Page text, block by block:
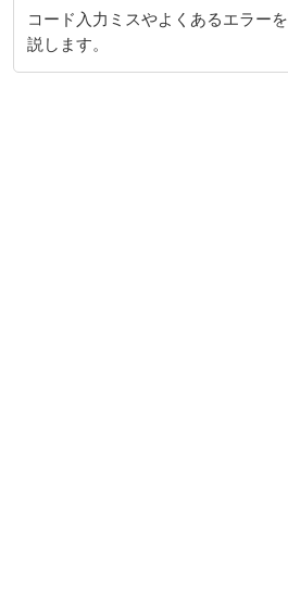
コード入力ミスやよくあるエラー
説します。